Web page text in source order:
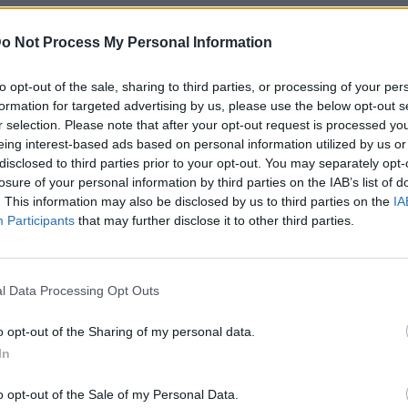
Not Process My Personal Information
opt-out of the sale, sharing to third parties, or processing of your
for targeted advertising by us, please use the below opt-out
selection. Please note that after your opt-out request is processed
interest-based ads based on personal information utilized by us
to third parties prior to your opt-out. You may separately
of your personal information by third parties on the IAB’s list of
This information may also be disclosed by us to third parties on the
Participants that may further disclose it to other third parties.
Data Processing Opt Outs
opt-out of the Sharing of my personal data.
opt-out of the Sale of my Personal Data.
ενέργειά τους, προσέγγισαν το σημείο
ανάληψης και μέσα σε ελάχιστα
και να το μεταφέρουν στην καρότσα
και εξαφανίστηκαν προς άγνωστη
αργίας
, ώστε να εξυπηρετηθεί η αυξημένη